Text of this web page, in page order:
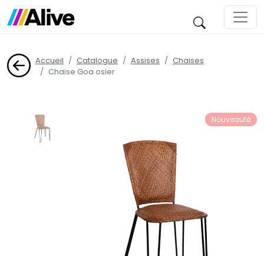
Accueil Catalogue Assises
Chaises
Chaise Goa osier
Nouveauté